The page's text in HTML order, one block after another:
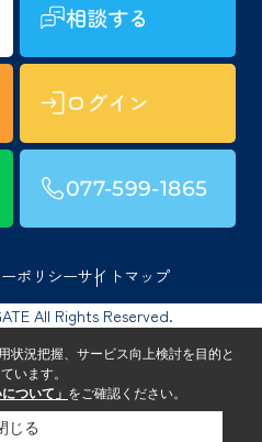
相談する
ログイン
077-599-1865
ポリシーサイトマップ
All Rights Reserved.
状況把握、サービス向上検討を目的と
います。
ついて」 をご確認ください。
じる